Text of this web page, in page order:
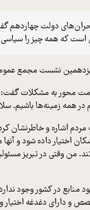
دولت چهاردهم
است که همه چیز را
نشست مجمع عمومی
محور به مشکلات
همه زمینه‌ها باشیم.
اشاره و خاطرنشان
اختیار داده شود و
من وقتی در تبریز
منابع در کشور وجود
و دارای دغدغه